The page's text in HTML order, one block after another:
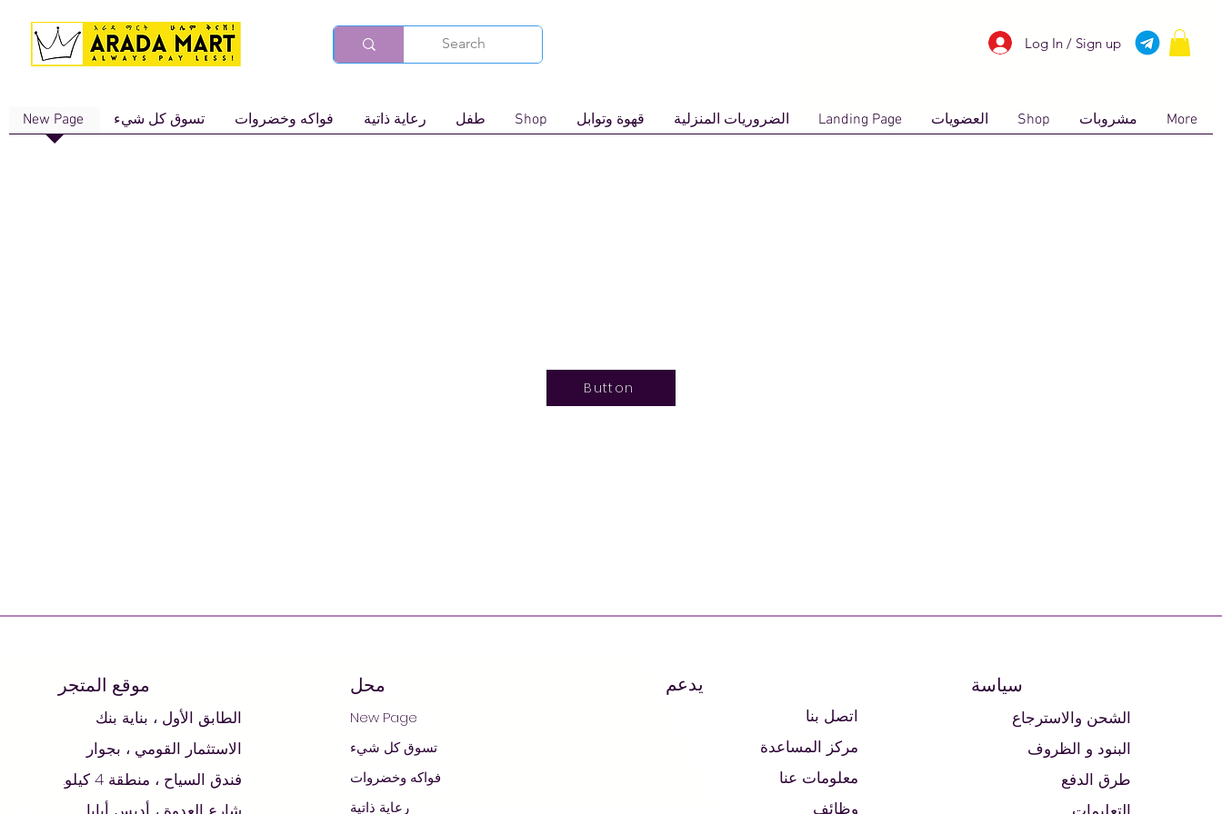
Log In / Sign up
New Page تسوق كل شيء فواكه وخضروات رعاية ذاتية طفل Shop قهوة وتوابل الضروريات المنزلية Landing Page العضويات Shop مشروبات More
Button
موقع المتجر
الطابق الأول ، بناية بنك
الاستثمار القومي ، بجوار
فندق السياح ، منطقة 4 كيلو.
محل
New Page
تسوق كل شيء
فواكه وخضروات
رعاية ذاتية
يدعم
اتصل بنا
مركز المساعدة
معلومات عنا
وظائف
سياسة
الشحن والاسترجاع
البنود و الظروف
طرق الدفع